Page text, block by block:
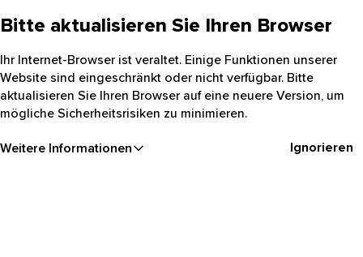
Bitte aktualisieren Sie Ihren Browser
Ihr Internet-Browser ist veraltet. Einige Funktionen unserer
Website sind eingeschränkt oder nicht verfügbar. Bitte
aktualisieren Sie Ihren Browser auf eine neuere Version, um
mögliche Sicherheitsrisiken zu minimieren.
Weitere Informationen Ignorieren